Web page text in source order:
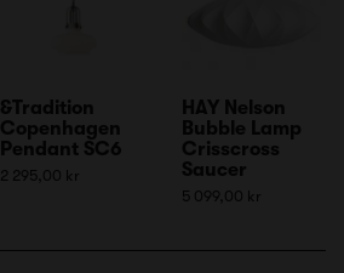
&Tradition
Copenhagen
Pendant SC6
2 295,00 kr
HAY Nelson
Bubble Lamp
Crisscross
Saucer
5 099,00 kr